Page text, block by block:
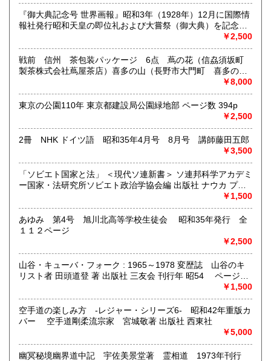
営業時間：10:00〜18:00
定休日：不定休
古本・骨董品の出張買取のお申込み・ご予約は、お電話・ま
たはメールにて承っております。 お気軽にお問合わせくださ
出張費は無料です。旧家、蔵のあるお宅、昭和40年以前の古
いお宅の買取は、遠方でも大歓迎です。
取り扱い分野
社会科学、美術工芸、古典籍、近代文献、外国書
『御大典記念号 世界画報』昭和3年（1928年）12月に国際情
報社発行昭和天皇の即位礼および大嘗祭（御大典）を記念す
るグラフ雑誌の臨時増刊号です。当時の儀式の様子や関連行
事を写した貴重な写真や解説が多数収録されています。
￥2,500
戦前 信州 茶包装パッケージ 6点 蔦の花（信劦須坂町
製茶株式会社蔦屋茶店）喜多の山（長野市大門町 喜多の園
本店）西沢園（長野県中堅町 西澤園本舗）梅の花（信州須
坂市梅の園茶店）奈良此園（信州中野町 西澤茶舗）美泉瀧
（信州長野市新町 茶間屋美濃久商店）瀧の音（信濃吉田本
￥8,000
東京の公園110年 東京都建設局公園緑地部 ページ数 394p
￥2,500
2冊 NHK ドイツ語 昭和35年4月号 8月号 講師藤田五郎
￥3,500
「ソビエト国家と法」 ＜現代ソ連新書＞ ソ連邦科学アカデミ
ー国家・法研究所ソビエト政治学協会編 出版社 ナウカ プロ
￥1,500
あゆみ 第4号 旭川北高等学校生徒会 昭和35年発行 全
１１２ページ
￥2,500
山谷・キューバ・フォーク : 1965～1978 変歴誌 山谷のキ
リスト者 田頭道登 著 出版社 三友会 刊行年 昭54 ページ数
￥1,500
空手道の楽しみ方 -レジャー・シリーズ6- 昭和42年重版カ
バー 空手道剛柔流宗家 宮城敬著 出版社 西東社
￥5,000
幽冥秘境幽界道中記 宇佐美景堂著 霊相道 1973年刊行